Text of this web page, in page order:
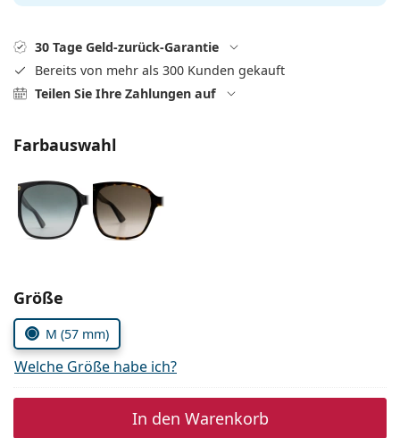
Persol
Prada
Alle Marken
ist offline
30 Tage Geld-zurück-Garantie
Bereits von mehr als 300 Kunden gekauft
Teilen Sie Ihre Zahlungen auf
Farbauswahl
Parameter wählen
Größe
M (57 mm)
Welche Größe habe ich?
In den Warenkorb